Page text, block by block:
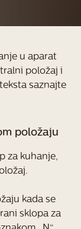
u aparat
položaj i
saznajte
položaju
za kuhanje,
kada se
sklopa za